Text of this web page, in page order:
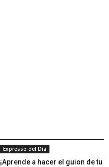
Expresso del Día
¡Aprende a hacer el guion de tu